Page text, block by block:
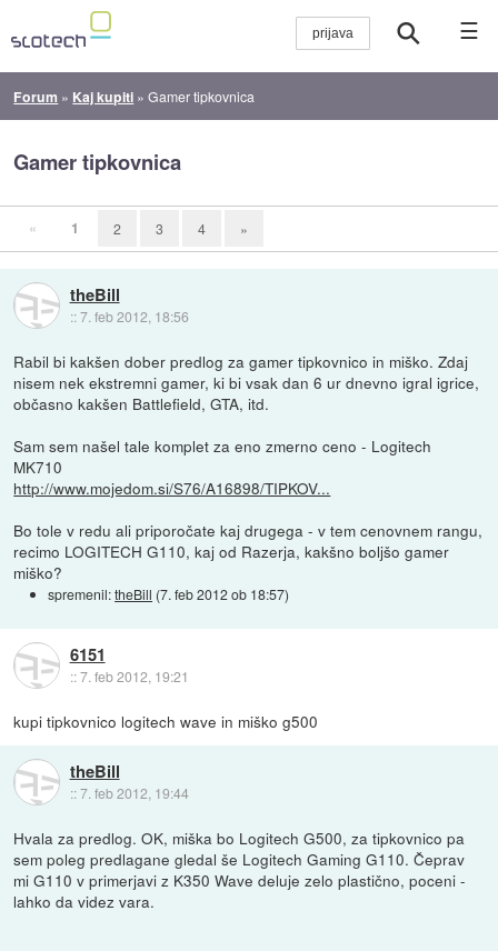
☰
Forum » Kaj kupiti »Gamer tipkovnica
Gamer tipkovnica
« 1 2 3 4 »
theBill
::7. feb 2012, 18:56
Rabil bi kakšen dober predlog za gamer tipkovnico in miško. Zdaj
nisem nek ekstremni gamer, ki bi vsak dan 6 ur dnevno igral igrice,
občasno kakšen Battlefield, GTA, itd.
Sam sem našel tale komplet za eno zmerno ceno - Logitech
MK710
http://www.mojedom.si/S76/A16898/TIPKOV...
Bo tole v redu ali priporočate kaj drugega - v tem cenovnem rangu,
recimo LOGITECH G110, kaj od Razerja, kakšno boljšo gamer
miško?
spremenil:theBill (7. feb 2012 ob 18:57)
6151
::7. feb 2012, 19:21
kupi tipkovnico logitech wave in miško g500
theBill
::7. feb 2012, 19:44
Hvala za predlog. OK, miška bo Logitech G500, za tipkovnico pa
sem poleg predlagane gledal še Logitech Gaming G110. Čeprav
mi G110 v primerjavi z K350 Wave deluje zelo plastično, poceni -
lahko da videz vara.